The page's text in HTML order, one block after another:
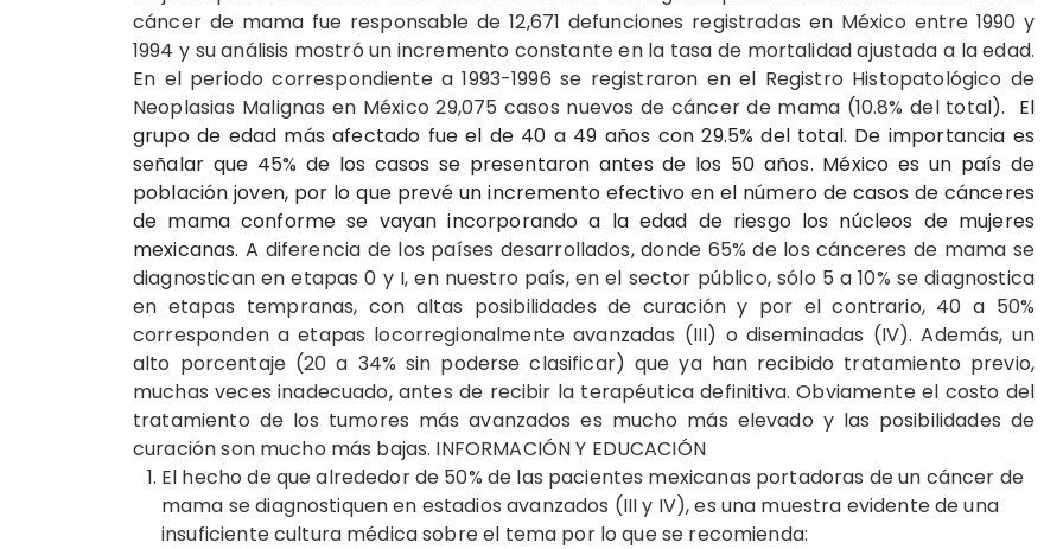
cáncer de mama fue responsable de 12,671 defunciones registradas en México entre 1990 y
1994 y su análisis mostró un incremento constante en la tasa de mortalidad ajustada a la edad.
En el periodo correspondiente a 1993-1996 se registraron en el Registro Histopatológico de
Neoplasias Malignas en México 29,075 casos nuevos de cáncer de mama (10.8% del total). El
grupo de edad más afectado fue el de 40 a 49 años con 29.5% del total. De importancia es
señalar que 45% de los casos se presentaron antes de los 50 años. México es un país de
población joven, por lo que prevé un incremento efectivo en el número de casos de cánceres
de mama conforme se vayan incorporando a la edad de riesgo los núcleos de mujeres
mexicanas. A diferencia de los países desarrollados, donde 65% de los cánceres de mama se
diagnostican en etapas 0 y I, en nuestro país, en el sector público, sólo 5 a 10% se diagnostica
en etapas tempranas, con altas posibilidades de curación y por el contrario, 40 a 50%
corresponden a etapas locorregionalmente avanzadas (III) o diseminadas (IV). Además, un
alto porcentaje (20 a 34% sin poderse clasificar) que ya han recibido tratamiento previo,
muchas veces inadecuado, antes de recibir la terapéutica definitiva. Obviamente el costo del
tratamiento de los tumores más avanzados es mucho más elevado y las posibilidades de
curación son mucho más bajas. INFORMACIÓN Y EDUCACIÓN
El hecho de que alrededor de 50% de las pacientes mexicanas portadoras de un cáncer de
mama se diagnostiquen en estadios avanzados (III y IV), es una muestra evidente de una
insuficiente cultura médica sobre el tema por lo que se recomienda: